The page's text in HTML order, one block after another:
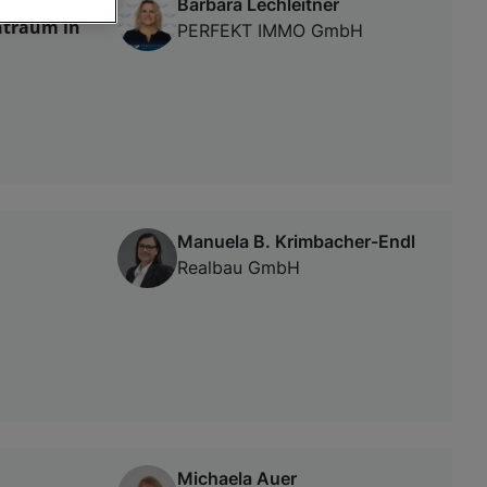
in
PERFEKT IMMO GmbH
Manuela B. Krimbacher-Endl
Realbau GmbH
Michaela Auer
der